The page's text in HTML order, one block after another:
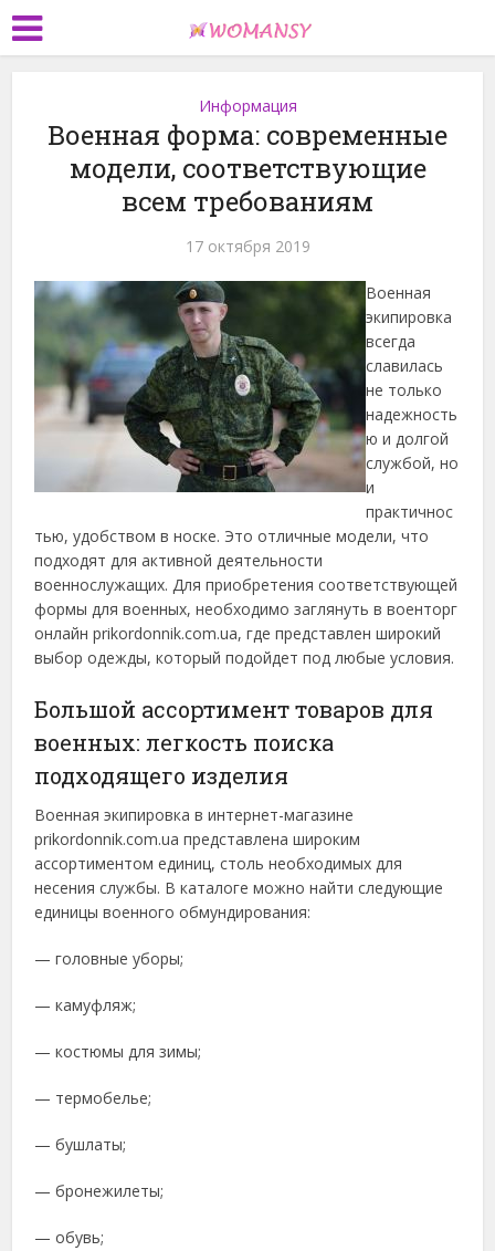
Информация
Военная форма: современные
модели, соответствующие
всем требованиям
17 октября 2019
Военная
экипировка
всегда
славилась
не только
надежность
ю и долгой
службой, но
и
практичнос
тью, удобством в носке. Это отличные модели, что
подходят для активной деятельности
военнослужащих.Для приобретения соответствующей
формы для военных, необходимо заглянуть в военторг
онлайн prikordonnik.com.ua, где представлен широкий
выбор одежды, который подойдет под любые условия.
Большой ассортимент товаров для
военных: легкость поиска
подходящего изделия
Военная экипировка в интернет-магазине
prikordonnik.com.ua представлена широким
ассортиментом единиц, столь необходимых для
несения службы. В каталоге можно найти следующие
единицы военного обмундирования:
— головные уборы;
— камуфляж;
— костюмы для зимы;
— термобелье;
— бушлаты;
— бронежилеты;
— обувь;